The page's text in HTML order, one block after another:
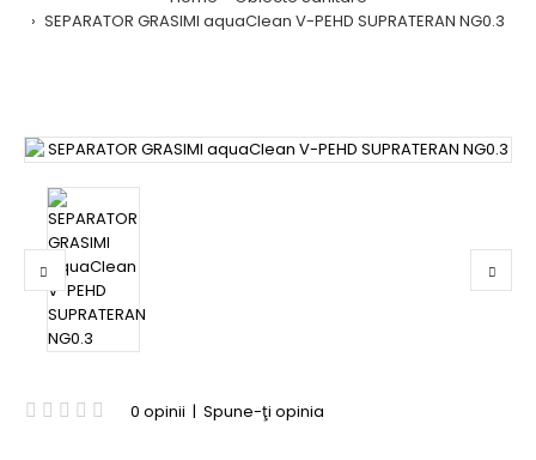
SEPARATOR GRASIMI aquaClean V-PEHD SUPRATERAN NG0.3
0 opinii | Spune-ţi opinia